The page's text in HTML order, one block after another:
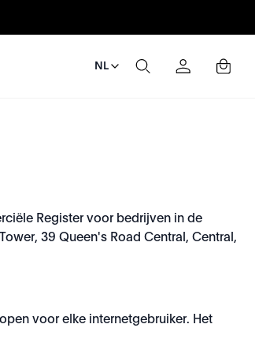
NL
Register voor bedrijven in de
39 Queen's Road Central, Central,
voor elke internetgebruiker. Het